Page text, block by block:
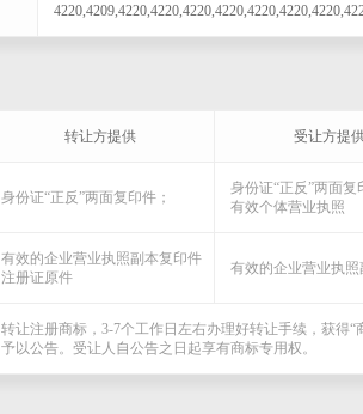
转让方提供 受让方提
身份证“正反”两面复印件；
身份证“正反”两面复
有效个体营业执照
有效的企业营业执照副本复印件
注册证原件
有效的企业营业执
转让注册商标，3-7个工作日左右办理好转让手续，获得
予以公告。受让人自公告之日起享有商标专用权。